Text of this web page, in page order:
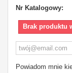
Nr Katalogowy:
Brak produktu
Powiadom mnie